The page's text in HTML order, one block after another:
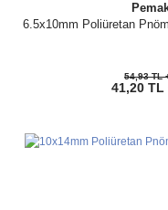
6.5x10mm Poliüretan
54,93 TL
41,20 TL